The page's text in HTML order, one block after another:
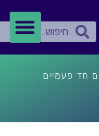
חיפושחיפוש
חד פעמיים